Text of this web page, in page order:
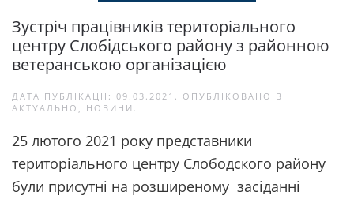
Зустріч працівників територіального
центру Слобідського району з районною
ветеранською організацією
ДАТА ПУБЛІКАЦІЇ: 09.03.2021 . ОПУБЛІКОВАНО В
АКТУАЛЬНО , НОВИНИ .
25 лютого 2021 року представники
територіального центру Слободского району
були присутні на розширеному засіданні